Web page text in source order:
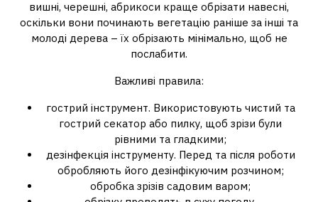
вишні, черешні, абрикоси краще обрізати навесні,
оскільки вони починають вегетацію раніше за інші та
молоді дерева – їх обрізають мінімально, щоб не
послабити.
Важливі правила:
гострий інструмент. Використовують чистий та
гострий секатор або пилку, щоб зрізи були
рівними та гладкими;
дезінфекція інструменту. Перед та після роботи
обробляють його дезінфікуючим розчином;
обробка зрізів садовим варом;